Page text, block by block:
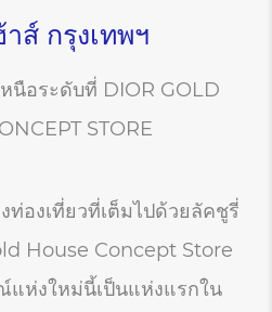
ส์ กรุงเทพฯ
นือระดับที่ DIOR GOLD
STORE
ท่องเที่ยวที่เต็มไปด้วยลัคชูรี่
House Concept Store
ห่งใหม่นี้เป็นแห่งแรกใน